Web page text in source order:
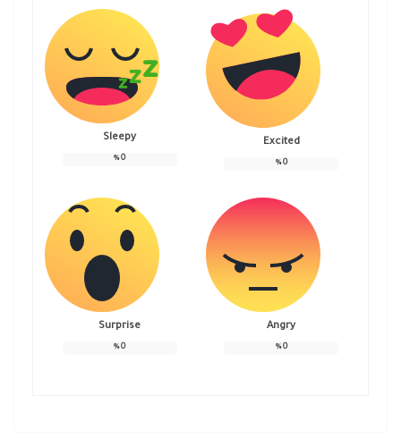
Excited
0
%
Sleepy
0
%
Angry
0
%
Surprise
0
%